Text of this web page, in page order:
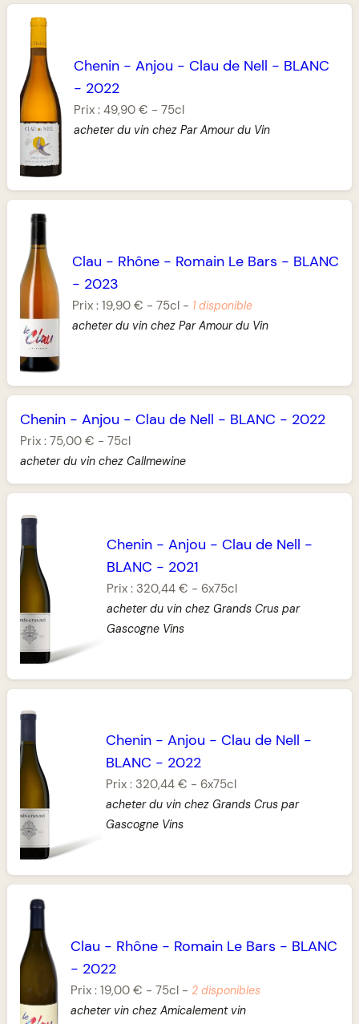
Chenin- Anjou - Clau de Nell - BLANC
- 2022
Prix : 49,90 € - 75cl
acheter du vin chez Par Amour du Vin
Clau - Rhône- Romain Le Bars - BLANC
- 2023
Prix : 19,90 € - 75cl- 1 disponible
acheter du vin chez Par Amour du Vin
Chenin - Anjou - Clau de Nell - BLANC - 2022
Prix : 75,00 € - 75cl
acheter du vin chez Callmewine
Chenin- Anjou - Clau de Nell -
BLANC - 2021
Prix : 320,44 € - 6x75cl
acheter du vin chez Grands Crus par
Gascogne Vins
Chenin- Anjou - Clau de Nell -
BLANC - 2022
Prix : 320,44 € - 6x75cl
acheter du vin chez Grands Crus par
Gascogne Vins
Clau - Rhône - Romain Le Bars - BLANC
- 2022
Prix :19,00 € -75cl -2 disponibles
acheter vin chez Amicalement vin